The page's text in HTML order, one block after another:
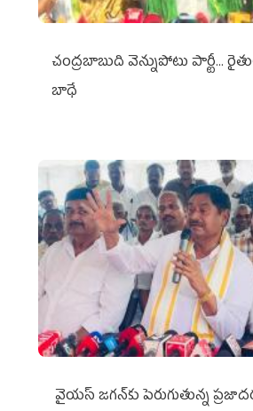
చంద్రబాబుది వెన్నుపోటు పార్టీ...
బాధే
వైయ‌స్ జగన్‌కు పెరుగుతున్న